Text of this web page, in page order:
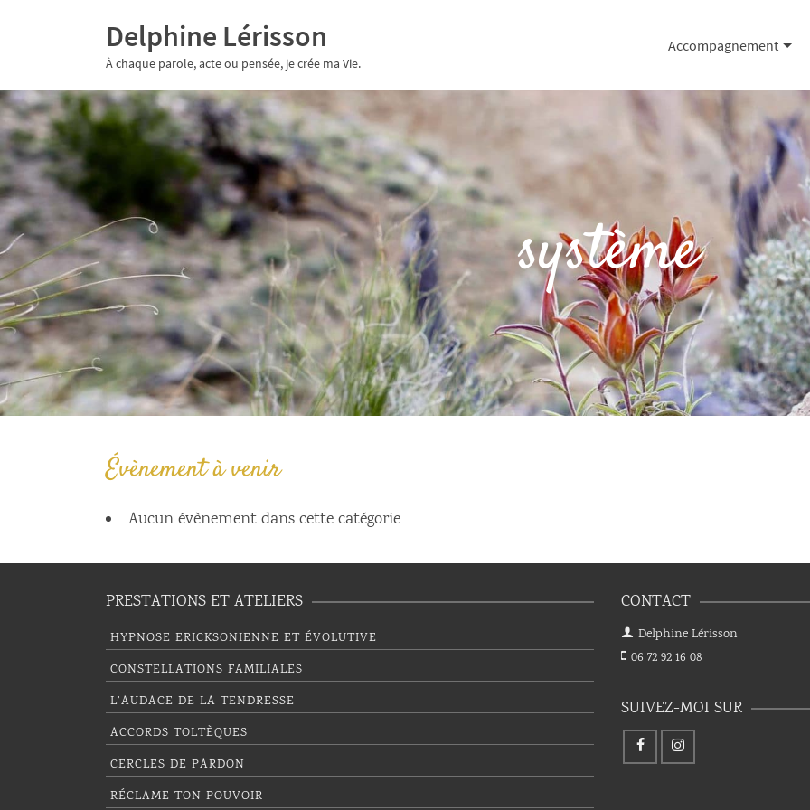
Delphine Lérisson
À chaque parole, acte ou pensée, je crée ma Vie.
Accompagnement
système
Évènement à venir
Aucun évènement dans cette catégorie
PRESTATIONS ET ATELIERS
HYPNOSE ERICKSONIENNE ET ÉVOLUTIVE
CONSTELLATIONS FAMILIALES
L’AUDACE DE LA TENDRESSE
ACCORDS TOLTÈQUES
CERCLES DE PARDON
RÉCLAME TON POUVOIR
CONTACT
Delphine Lérisson
06 72 92 16 08
SUIVEZ-MOI SUR